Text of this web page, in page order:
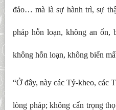
đảo… mà là sự hành trì, sự
pháp hỗn loạn, không an ổn,
không hỗn loạn, không biến
“Ở đây, này các Tỷ-kheo, các
lòng pháp; không cẩn trọng